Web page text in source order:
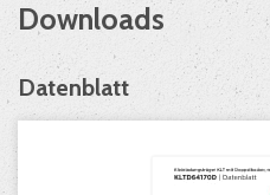
Downloads
Datenblatt